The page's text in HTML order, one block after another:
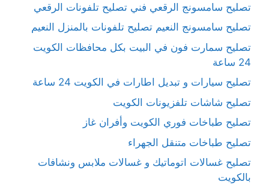
تصليح سامسونج الرقعي فني تصليح تلفونات الرقعي
تصليح سامسونج النعيم تصليح تلفونات بالمنزل النعيم
تصليح سمارت فون في البيت بكل محافظات الكويت
24 ساعة
تصليح سيارات و تبديل اطارات في الكويت 24 ساعة
تصليح شاشات تلفزيونات الكويت
تصليح طباخات فوري الكويت وأفران غاز
تصليح طباخات متنقل الجهراء
تصليح غسالات اتوماتيك و غسالات ملابس ونشافات
بالكويت